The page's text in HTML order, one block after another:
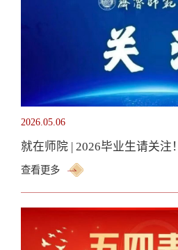
2026.05.06
就在师院 | 2026毕业生请关注！
查看更多